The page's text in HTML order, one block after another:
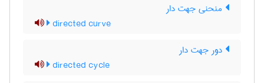
منحنی جهت دار
directed curve
دور جهت دار
directed cycle